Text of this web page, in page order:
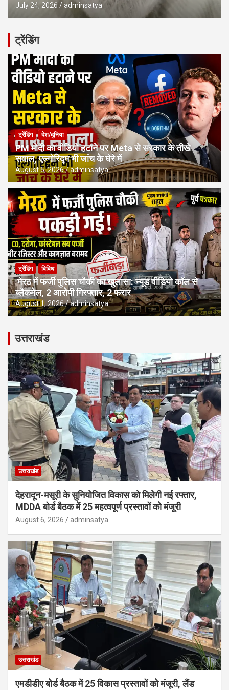
July 24, 2026 adminsatya
ट्रेंडिंग
ट्रेंडिंग देश/दुनिया
PM मोदी का वीडियो हटाने पर Meta से सरकार के तीखे
सवाल, एल्गोरिद्म भी जांच के घेरे में
August 5, 2026 adminsatya
ट्रेंडिंग विविध
मेरठ में फर्जी पुलिस चौकी का खुलासा: न्यूड वीडियो कॉल से
ब्लैकमेल, 2 आरोपी गिरफ्तार, 2 फरार
August 1, 2026 adminsatya
उत्तराखंड
उत्तराखंड
देहरादून-मसूरी के सुनियोजित विकास को मिलेगी नई रफ्तार,
MDDA बोर्ड बैठक में 25 महत्वपूर्ण प्रस्तावों को मंजूरी
August 6, 2026 adminsatya
उत्तराखंड
एमडीडीए बोर्ड बैठक में 25 विकास प्रस्तावों को मंजूरी, लैंड